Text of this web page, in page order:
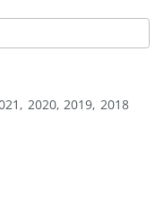
2020 2019 2018